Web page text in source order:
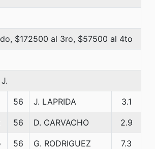
$172500 al 3ro, $57500 al 4to
56 J. LAPRIDA 3.1
56 D. CARVACHO 2.9
56 G. RODRIGUEZ 7.3